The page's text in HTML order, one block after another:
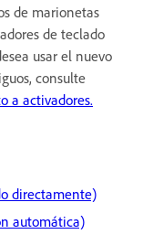
de marionetas
de teclado
usar el nuevo
consulte
a activadores.
directamente)
automática)